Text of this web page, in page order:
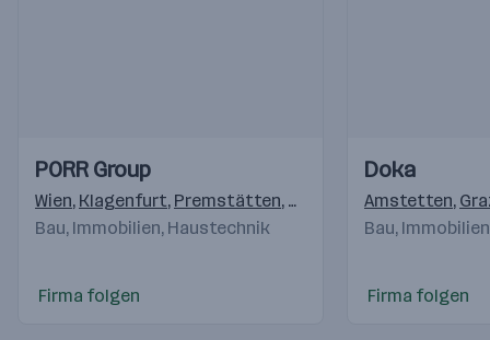
Videos
Einblicke
Einblicke
PORR Group
Wien, Klagenfurt, Premstätten, Salzburg ,Pölten,Linz ,
Bau, Immobilien, Haustechnik
Firma folgen
Videos
Einblicke
Einblicke
Doka
Amstetten,
Bau,
Firma folgen